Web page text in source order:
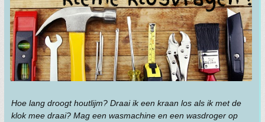
Hoe lang droogt houtlijm? Draai ik een kraan los als ik met de
klok mee draai? Mag een wasmachine en een wasdroger op